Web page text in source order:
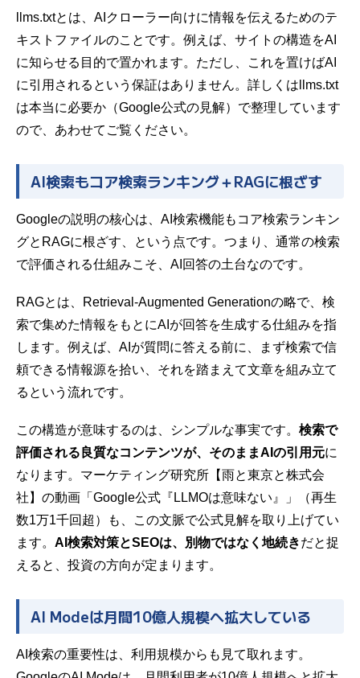
llms.txtとは、AIクローラー向けに情報を伝えるためのテ
キストファイルのことです。例えば、サイトの構造をAI
に知らせる目的で置かれます。ただし、これを置けばAI
に引用されるという保証はありません。詳しくは llms.txt
は本当に必要か（Google公式の見解） で整理しています
ので、あわせてご覧ください。
AI検索もコア検索ランキング＋RAGに根ざす
Googleの説明の核心は、AI検索機能もコア検索ランキン
グとRAGに根ざす、という点です。つまり、通常の検索
で評価される仕組みこそ、AI回答の土台なのです。
RAGとは、Retrieval-Augmented Generationの略で、検
索で集めた情報をもとにAIが回答を生成する仕組みを指
します。例えば、AIが質問に答える前に、まず検索で信
頼できる情報源を拾い、それを踏まえて文章を組み立て
るという流れです。
この構造が意味するのは、シンプルな事実です。 検索で
評価される良質なコンテンツが、そのままAIの引用元に
なります。マーケティング研究所【雨と東京と株式会
社】の動画「Google公式『LLMOは意味ない』」（再生
数1万1千回超）も、この文脈で公式見解を取り上げてい
ます。 AI検索対策とSEOは、別物ではなく地続きだと捉
えると、投資の方向が定まります。
AI Modeは月間10億人規模へ拡大している
AI検索の重要性は、利用規模からも見て取れます。